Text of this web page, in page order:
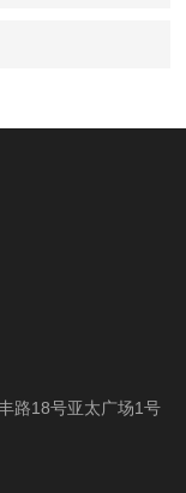
路18号亚太广场1号